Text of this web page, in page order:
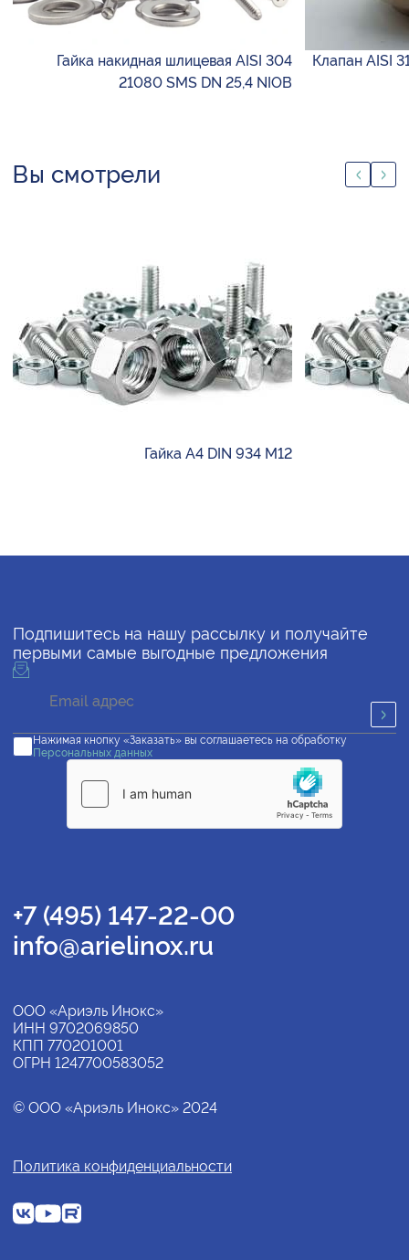
Гайка накидная шлицевая AISI 304
21080 SMS DN 25,4 NIOB
Клапан AISI
Вы смотрели
Гайка А4 DIN 934 М12
Подпишитесь на нашу рассылку и получайте
первыми самые выгодные предложения
Нажимая кнопку «Заказать» вы соглашаетесь на обработку
Персональных данных
+7 (495) 147-22-00
info@arielinox.ru
ООО «Ариэль Инокс»
ИНН 9702069850
КПП 770201001
ОГРН 1247700583052
© ООО «Ариэль Инокс» 2024
Политика конфиденциальности